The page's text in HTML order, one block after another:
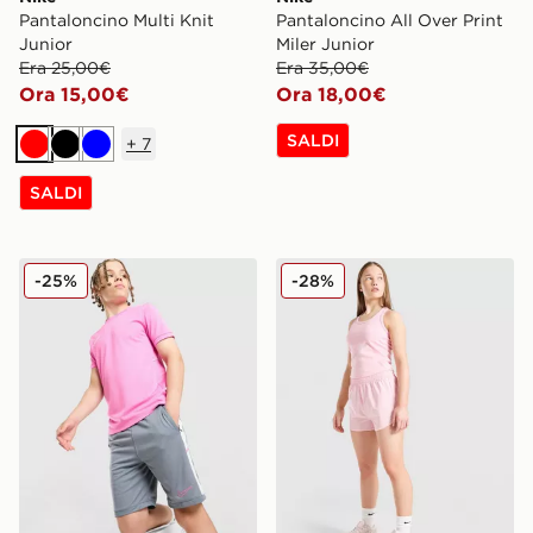
Pantaloncino Multi Knit
Junior
Era 25,00€
Ora 15,00€
Rosso
Nero
Blu
+ 7
SALDI
Pantaloncino All Over Print
Miler Junior
Era 35,00€
Ora 18,00€
SALDI
Nike Pantaloncino Academy Dri-FIT Junior
-25% Nike Pantaloncino Dri-FIT
-28%